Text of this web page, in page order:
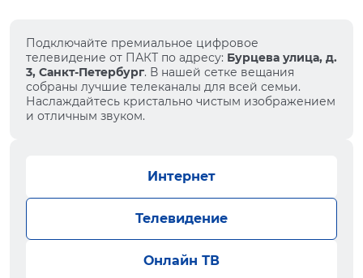
Подключайте премиальное цифровое
телевидение от ПАКТ по адресу: Бурцева улица, д.
3, Санкт-Петербург. В нашей сетке вещания
собраны лучшие телеканалы для всей семьи.
Наслаждайтесь кристально чистым изображением
и отличным звуком.
Интернет
Телевидение
Онлайн ТВ